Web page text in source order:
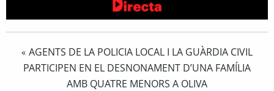
« AGENTS DE LA POLICIA LOCAL I LA GUÀRDIA CIVIL
PARTICIPEN EN EL DESNONAMENT D’UNA FAMÍLIA
AMB QUATRE MENORS A OLIVA